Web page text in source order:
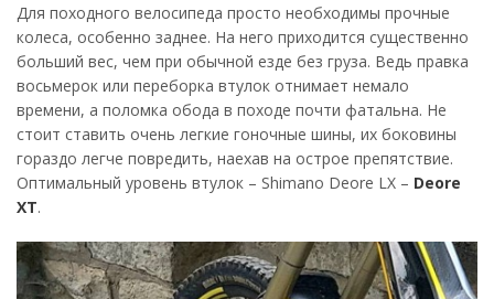
Для походного велосипеда просто необходимы прочные
колеса, особенно заднее. На него приходится существенно
больший вес, чем при обычной езде без груза. Ведь правка
восьмерок или переборка втулок отнимает немало
времени, а поломка обода в походе почти фатальна. Не
стоит ставить очень легкие гоночные шины, их боковины
гораздо легче повредить, наехав на острое препятствие.
Оптимальный уровень втулок – Shimano Deore LX – Deore
XT.